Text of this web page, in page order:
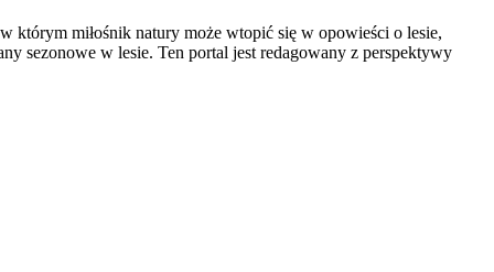
którym miłośnik natury może wtopić się w opowieści o lesie,
sezonowe w lesie. Ten portal jest redagowany z perspektywy